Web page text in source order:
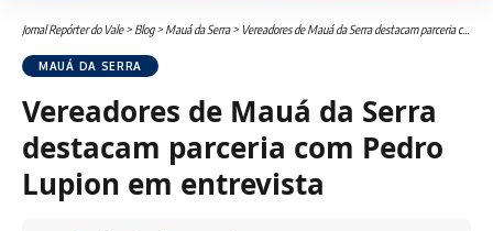
Jornal Repórter do Vale> Blog> Mauá da Serra> Vereadores de Mauá da Serra destacam parceria com Pedro Lupion em entrevista
MAUÁ DA SERRA
Vereadores de Mauá da Serra
destacam parceria com Pedro
Lupion em entrevista